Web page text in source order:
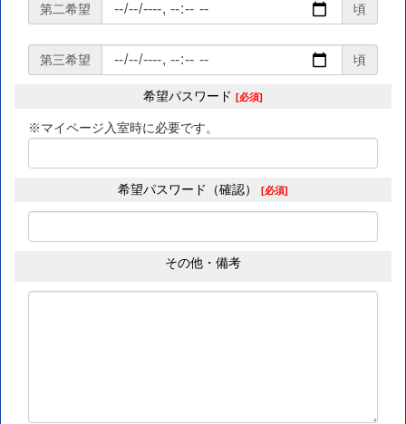
第二希望 頃
第三希望 頃
希望パスワード [必須]
※マイページ入室時に必要です。
希望パスワード（確認） [必須]
その他・備考